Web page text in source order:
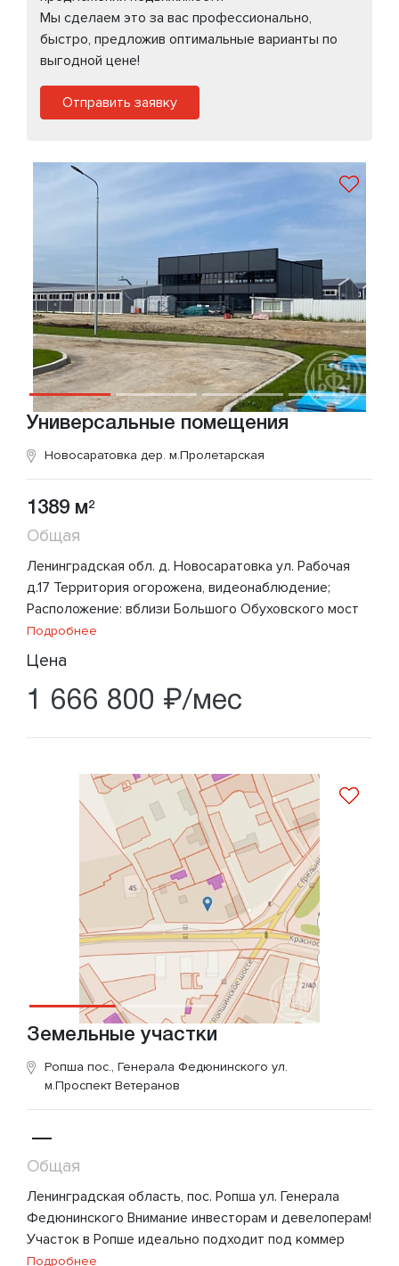
Мы сделаем это за вас профессионально,
быстро, предложив оптимальные варианты по
выгодной цене!
Отправить заявку
Универсальные помещения
Новосаратовка дер. м.Пролетарская
1389 м2
Общая
Ленинградская обл. д. Новосаратовка ул. Рабочая
д.17 Территория огорожена, видеонаблюдение;
Расположение: вблизи Большого Обуховского мост
Подробнее
Цена
1 666 800 ₽/мес
Земельные участки
Ропша пос., Генерала Федюнинского ул.
м.Проспект Ветеранов
—
Общая
Ленинградская область, пос. Ропша ул. Генерала
Федюнинского Внимание инвесторам и девелоперам!
Участок в Ропше идеально подходит под коммер
Подробнее